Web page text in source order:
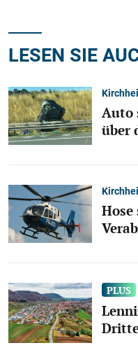
LESEN SIE
Auto
über
Hose